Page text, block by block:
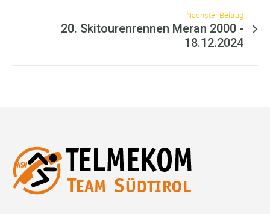
Nächster Beitrag
20. Skitourenrennen Meran 2000 -
18.12.2024